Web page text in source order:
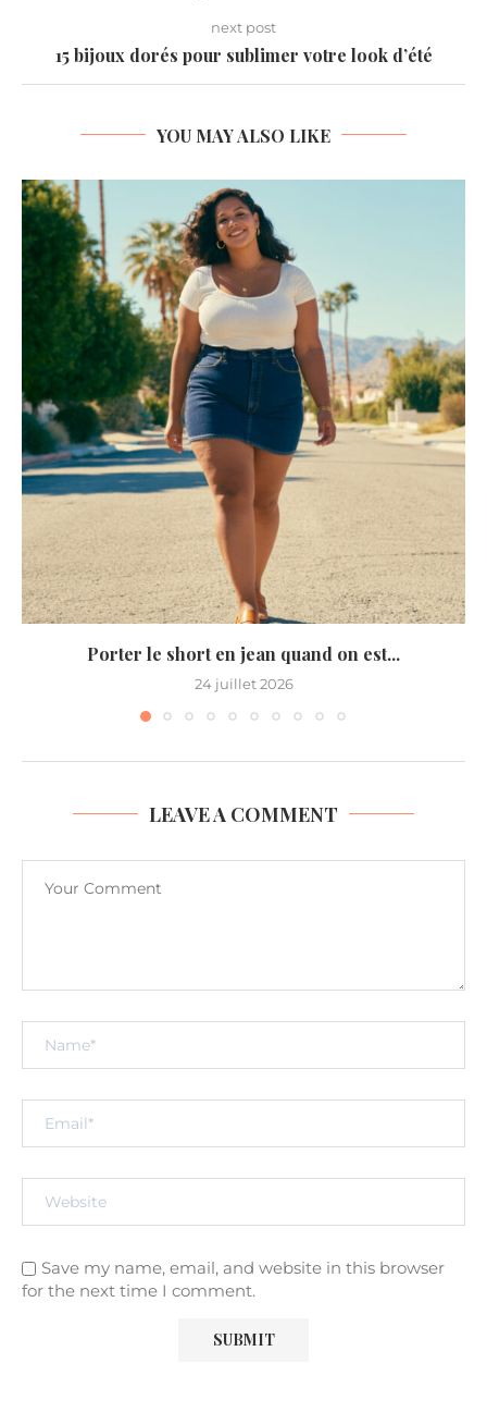
next post
15 bijoux dorés pour sublimer votre look d’été
YOU MAY ALSO LIKE
Porter le short en jean quand on est...
24 juillet 2026
LEAVE A COMMENT
Save my name, email, and website in this browser
for the next time I comment.